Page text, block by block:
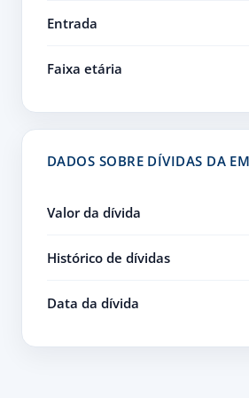
Entrada
Faixa etária
DADOS SOBRE DÍVIDAS DA
Valor da dívida
Histórico de dívidas
Data da dívida